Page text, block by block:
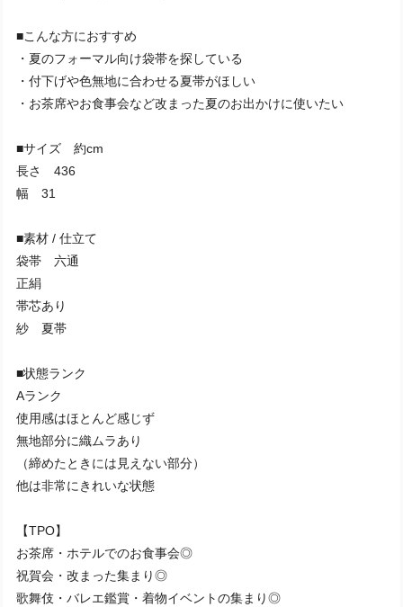
■こんな方におすすめ
・夏のフォーマル向け袋帯を探している
・付下げや色無地に合わせる夏帯がほしい
・お茶席やお食事会など改まった夏のお出かけに使いたい
■サイズ 約cm
長さ 436
幅 31
■素材 / 仕立て
袋帯 六通
正絹
帯芯あり
紗 夏帯
■状態ランク
Aランク
使用感はほとんど感じず
無地部分に織ムラあり
（締めたときには見えない部分）
他は非常にきれいな状態
【TPO】
お茶席・ホテルでのお食事会◎
祝賀会・改まった集まり◎
歌舞伎・バレエ鑑賞・着物イベントの集まり◎